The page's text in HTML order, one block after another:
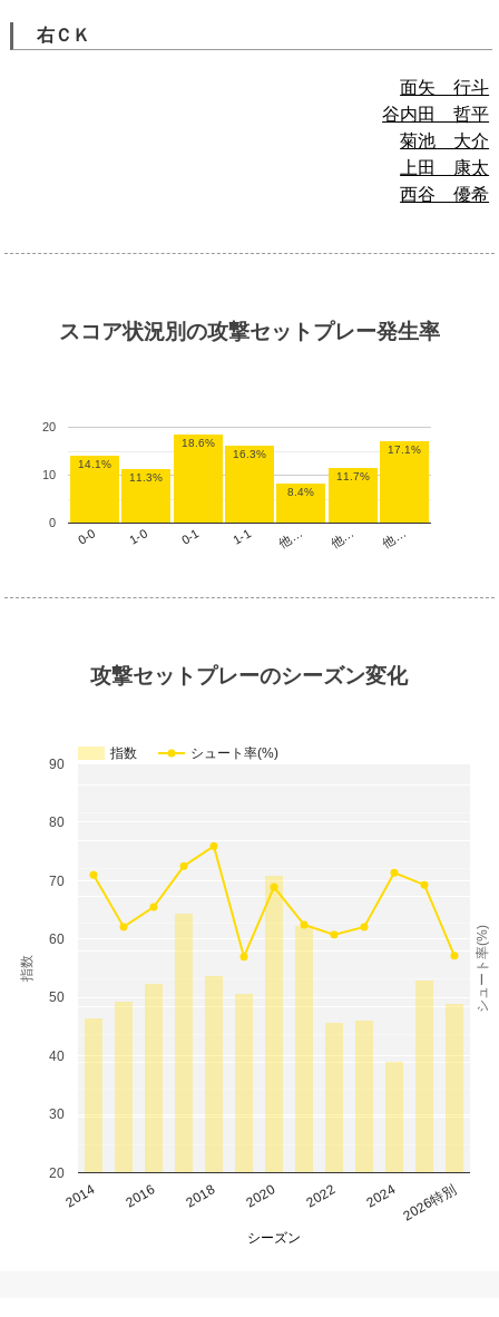
右ＣＫ
面矢 行斗
谷内田 哲平
菊池 大介
上田 康太
西谷 優希
スコア状況別の攻撃セットプレー発生率
0-0 1-0 0-1 1-1 他… 他… 他…
0
10
20
14.1%
11.3%
18.6%
16.3%
8.4%
11.7%
17.1%
攻撃セットプレーのシーズン変化
指数 シュート率(%)
2014 2016 2018 2020 2022 2024 2026特別
20
30
40
50
60
70
80
90
シーズン
指数 シュート率(%)